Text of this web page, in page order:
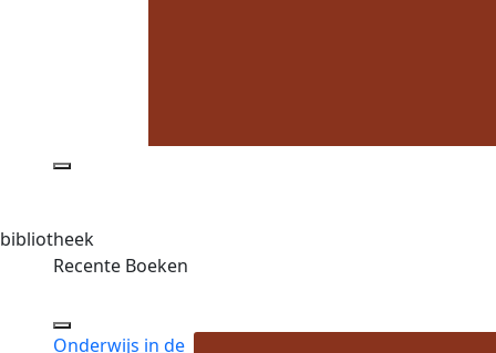
bibliotheek
Recente Boeken
Onderwijs in de